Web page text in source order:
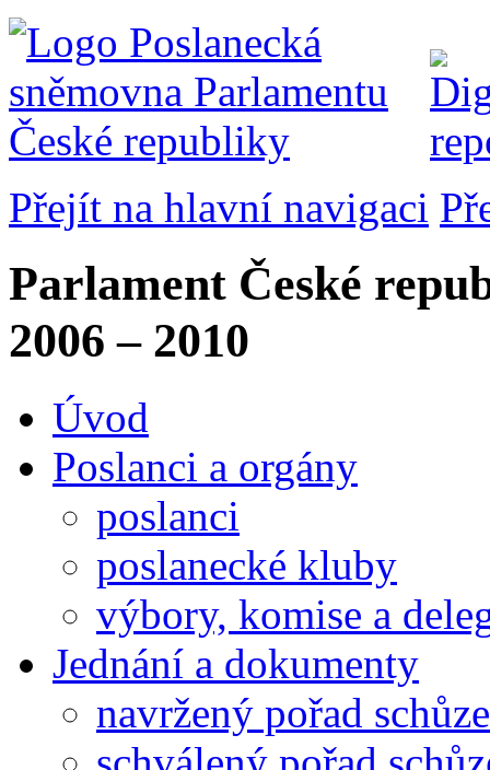
Přejít na hlavní navigaci
Parlament České
2006 – 2010
Úvod
Poslanci a orgány
poslanci
poslanecké kluby
výbory, komise a
Jednání a dokumenty
navržený pořad schůze